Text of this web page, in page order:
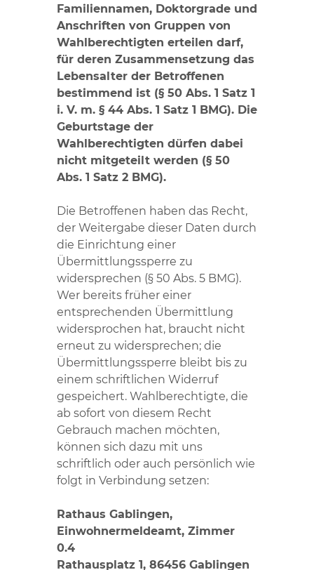
Familiennamen, Doktorgrade und
Anschriften von Gruppen von
Wahlberechtigten erteilen darf,
für deren Zusammensetzung das
Lebensalter der Betroffenen
bestimmend ist (§ 50 Abs. 1 Satz 1
i. V. m. § 44 Abs. 1 Satz 1 BMG). Die
Geburtstage der
Wahlberechtigten dürfen dabei
nicht mitgeteilt werden (§ 50
Abs. 1 Satz 2 BMG).
Die Betroffenen haben das Recht,
der Weitergabe dieser Daten durch
die Einrichtung einer
Übermittlungssperre zu
widersprechen (§ 50 Abs. 5 BMG).
Wer bereits früher einer
entsprechenden Übermittlung
widersprochen hat, braucht nicht
erneut zu widersprechen; die
Übermittlungssperre bleibt bis zu
einem schriftlichen Widerruf
gespeichert. Wahlberechtigte, die
ab sofort von diesem Recht
Gebrauch machen möchten,
können sich dazu mit uns
schriftlich oder auch persönlich wie
folgt in Verbindung setzen:
Rathaus Gablingen,
Einwohnermeldeamt, Zimmer
0.4
Rathausplatz 1, 86456 Gablingen